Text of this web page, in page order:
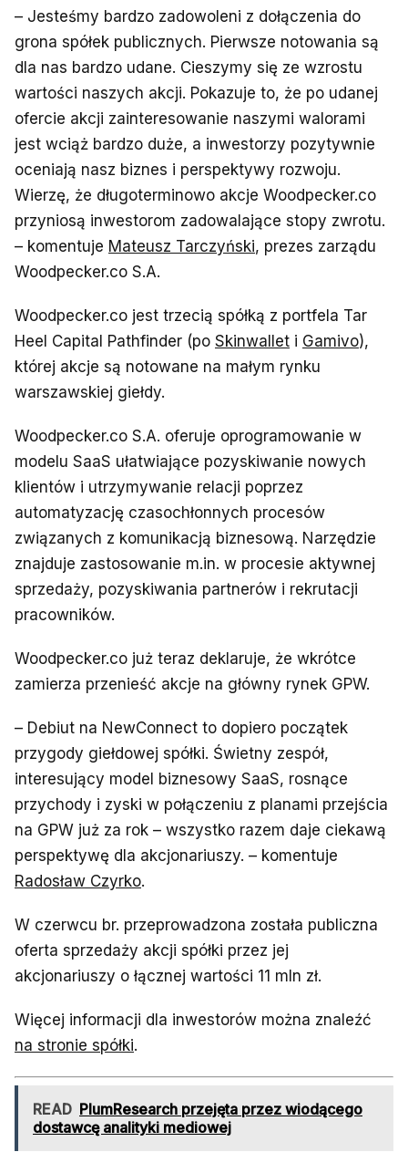
– Jesteśmy bardzo zadowoleni z dołączenia do
grona spółek publicznych. Pierwsze notowania są
dla nas bardzo udane. Cieszymy się ze wzrostu
wartości naszych akcji. Pokazuje to, że po udanej
ofercie akcji zainteresowanie naszymi walorami
jest wciąż bardzo duże, a inwestorzy pozytywnie
oceniają nasz biznes i perspektywy rozwoju.
Wierzę, że długoterminowo akcje Woodpecker.co
przyniosą inwestorom zadowalające stopy zwrotu.
– komentuje Mateusz Tarczyński, prezes zarządu
Woodpecker.co S.A.
Woodpecker.co jest trzecią spółką z portfela Tar
Heel Capital Pathfinder (po Skinwallet i Gamivo),
której akcje są notowane na małym rynku
warszawskiej giełdy.
Woodpecker.co S.A. oferuje oprogramowanie w
modelu SaaS ułatwiające pozyskiwanie nowych
klientów i utrzymywanie relacji poprzez
automatyzację czasochłonnych procesów
związanych z komunikacją biznesową. Narzędzie
znajduje zastosowanie m.in. w procesie aktywnej
sprzedaży, pozyskiwania partnerów i rekrutacji
pracowników.
Woodpecker.co już teraz deklaruje, że wkrótce
zamierza przenieść akcje na główny rynek GPW.
– Debiut na NewConnect to dopiero początek
przygody giełdowej spółki. Świetny zespół,
interesujący model biznesowy SaaS, rosnące
przychody i zyski w połączeniu z planami przejścia
na GPW już za rok – wszystko razem daje ciekawą
perspektywę dla akcjonariuszy. – komentuje
Radosław Czyrko.
W czerwcu br. przeprowadzona została publiczna
oferta sprzedaży akcji spółki przez jej
akcjonariuszy o łącznej wartości 11 mln zł.
Więcej informacji dla inwestorów można znaleźć
na stronie spółki.
READ PlumResearch przejęta przez wiodącego
dostawcę analityki mediowej